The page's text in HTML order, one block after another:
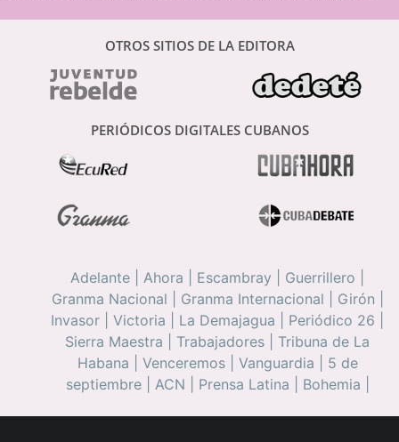
OTROS SITIOS DE LA EDITORA
PERIÓDICOS DIGITALES CUBANOS
Adelante Ahora Escambray Guerrillero
Granma Nacional
Granma Internacional Girón
Invasor
Victoria La Demajagua Periódico 26
Sierra Maestra
Trabajadores
Tribuna de La
Habana
Venceremos| Vanguardia
5 de
septiembre| ACN Prensa Latina Bohemia